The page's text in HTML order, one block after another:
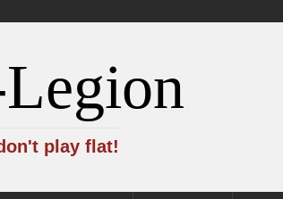
play flat!